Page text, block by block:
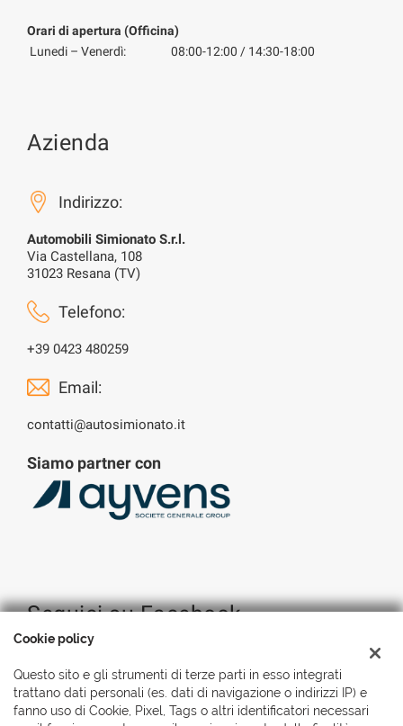
Orari di apertura (Officina)
Lunedi – Venerdì:
08:00-12:00 / 14:30-18:00
Azienda
Indirizzo:
Automobili Simionato S.r.l.
Via Castellana, 108
31023 Resana (TV)
Telefono:
+39 0423 480259
Email:
contatti@autosimionato.it
Siamo partner con
Seguici su Facebook
Cookie policy
Questo sito e gli strumenti di terze parti in esso integrati
trattano dati personali (es. dati di navigazione o indirizzi IP) e
fanno uso di Cookie, Pixel, Tags o altri identificatori necessari